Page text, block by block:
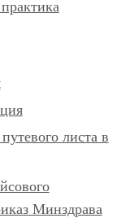
листа в
Минздрава